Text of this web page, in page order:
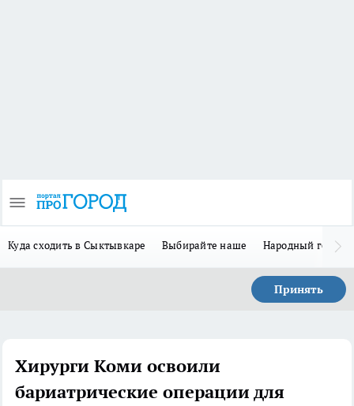
Куда сходить в Сыктывкаре Выбирайте наше Народный герой
Принять
Хирурги Коми освоили
бариатрические операции для